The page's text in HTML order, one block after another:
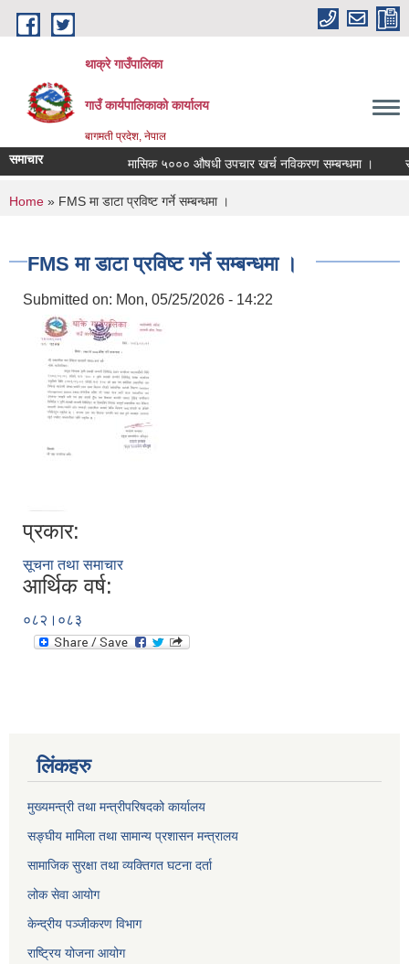
Skip to main content
थाक्रे गाउँपालिका
गाउँ कार्यपालिकाको कार्यालय
बागमती प्रदेश, नेपाल
समाचार मासिक ५००० औषधी उपचार खर्च नविकरण सम्बन्धमा ।
You are here
Home » FMS मा डाटा प्रविष्ट गर्ने सम्बन्धमा ।
FMS मा डाटा प्रविष्ट गर्ने सम्बन्धमा ।
Submitted on: Mon, 05/25/2026 - 14:22
प्रकार:
सूचना तथा समाचार
आर्थिक वर्ष:
०८२।०८३
लिंकहरु
मुख्यमन्त्री तथा मन्त्रीपरिषदको कार्यालय
सङ्घीय मामिला तथा सामान्य प्रशासन मन्त्रालय
सामाजिक सुरक्षा तथा व्यक्तिगत घटना दर्ता
लोक सेवा आयोग
केन्द्रीय पञ्जीकरण विभाग
राष्ट्रिय योजना आयोग